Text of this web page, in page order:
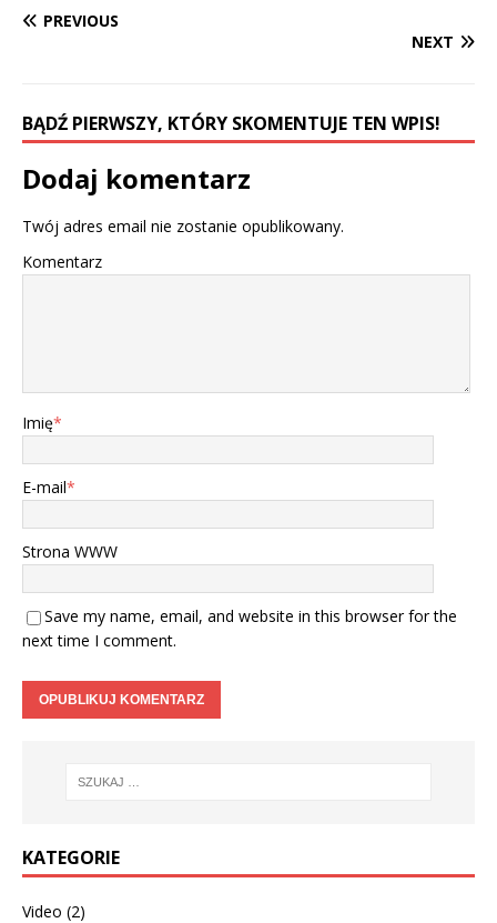
PREVIOUS
NEXT
BĄDŹ PIERWSZY, KTÓRY SKOMENTUJE TEN WPIS!
Dodaj komentarz
Twój adres email nie zostanie opublikowany.
Komentarz
Imię*
E-mail*
Strona WWW
Save my name, email, and website in this browser for the
next time I comment.
KATEGORIE
Video (2)